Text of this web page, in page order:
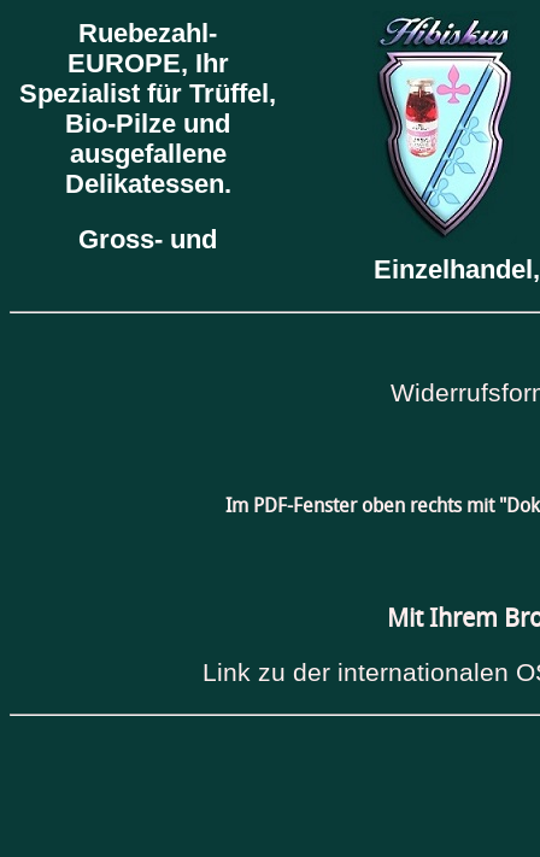
Ruebezahl-
EUROPE, Ihr
Spezialist für Trüffel,
Bio-Pilze und
ausgefallene
Delikatessen.
Gross- und
Im PDF-Fenster oben rechts mit
Mit Ihrem
Link zu der internationalen